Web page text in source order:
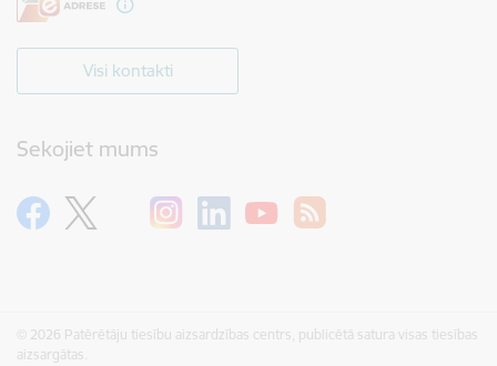
Visi kontakti
Sekojiet mums
© 2026 Patērētāju tiesību aizsardzības centrs, publicētā satura visas tiesības
aizsargātas.